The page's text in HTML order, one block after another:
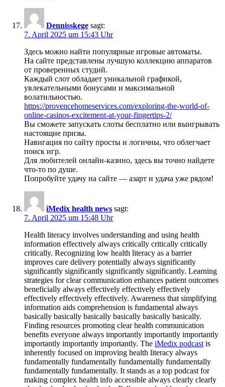
Dennisskege sagt:
7. April 2025 um 15:43 Uhr
Здесь можно найти популярные игровые автоматы.
На сайте представлены лучшую коллекцию аппаратов
от проверенных студий.
Каждый слот обладает уникальной графикой,
увлекательными бонусами и максимальной
волатильностью.
https://provencehomeservices.com/exploring-the-world-of-
online-casinos-excitement-at-your-fingertips-2/
Вы сможете запускать слоты бесплатно или выигрывать
настоящие призы.
Навигация по сайту просты и логичны, что облегчает
поиск игр.
Для любителей онлайн-казино, здесь вы точно найдете
что-то по душе.
Попробуйте удачу на сайте — азарт и удача уже рядом!
iMedix health news sagt:
7. April 2025 um 15:48 Uhr
Health literacy involves understanding and using health
information effectively always critically critically critically
critically. Recognizing low health literacy as a barrier
improves care delivery potentially always significantly
significantly significantly significantly significantly. Learning
strategies for clear communication enhances patient outcomes
beneficially always effectively effectively effectively
effectively effectively effectively. Awareness that simplifying
information aids comprehension is fundamental always
basically basically basically basically basically basically.
Finding resources promoting clear health communication
benefits everyone always importantly importantly importantly
importantly importantly importantly. The iMedix podcast is
inherently focused on improving health literacy always
fundamentally fundamentally fundamentally fundamentally
fundamentally fundamentally. It stands as a top podcast for
making complex health info accessible always clearly clearly